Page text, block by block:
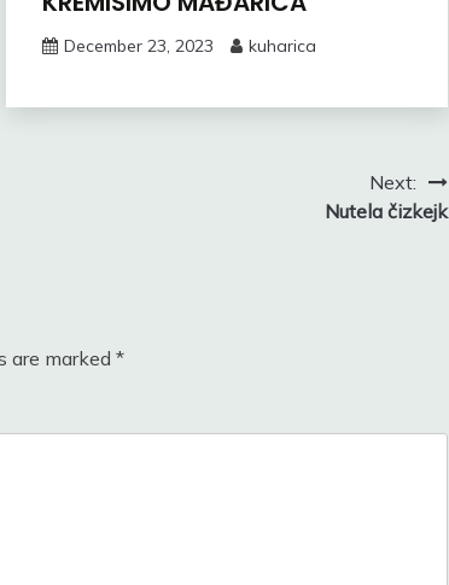
December 23, 2023 kuharica
Next:
Nutela čizkejk
are marked *